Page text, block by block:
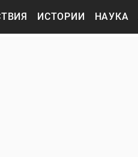
ИСТОРИИ НАУКА